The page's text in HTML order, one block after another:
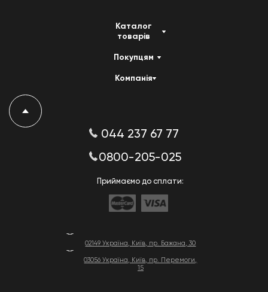
02149 Україна, Київ, пр. Бажана, 30
03056 Україна, Київ, пр. Перемоги,
15
Каталог
товарів
Покупцям
Компанія
044 237 67 77
0800-205-025
Приймаємо до сплати: